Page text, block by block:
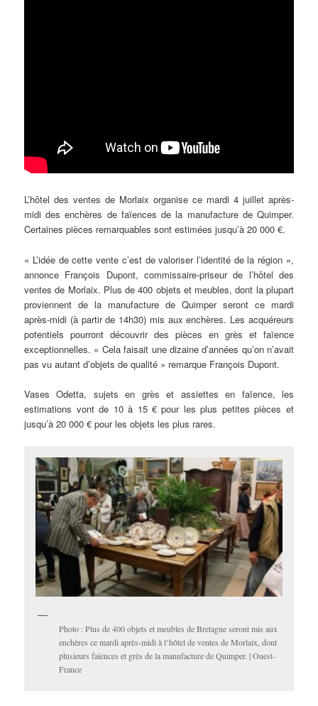
L’hôtel des ventes de Morlaix organise ce mardi 4 juillet après-
midi des enchères de faïences de la manufacture de Quimper.
Certaines pièces remarquables sont estimées jusqu’à 20 000 €.
« L’idée de cette vente c’est de valoriser l’identité de la région »,
annonce François Dupont, commissaire-priseur de l’hôtel des
ventes de Morlaix. Plus de 400 objets et meubles, dont la plupart
proviennent de la manufacture de Quimper seront ce mardi
après-midi (à partir de 14h30) mis aux enchères. Les acquéreurs
potentiels pourront découvrir des pièces en grès et faïence
exceptionnelles. « Cela faisait une dizaine d’années qu’on n’avait
pas vu autant d’objets de qualité » remarque François Dupont.
Vases Odetta, sujets en grès et assiettes en faïence, les
estimations vont de 10 à 15 € pour les plus petites pièces et
jusqu’à 20 000 € pour les objets les plus rares.
Photo : Plus de 400 objets et meubles de Bretagne seront mis aux
enchères ce mardi après-midi à l’hôtel de ventes de Morlaix, dont
plusieurs faïences et grès de la manufacture de Quimper. | Ouest-
France